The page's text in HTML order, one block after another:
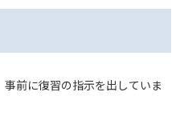
前に復習の指示を出していま